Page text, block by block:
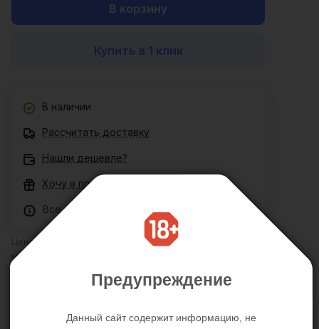
В корзину
Купить в 1 клик
В наличии
Рассчитать доставку
Нашли дешевле?
Хочу в подарок
Все товары сертифицированы
Цена действительна только для интернет-магазина и
может отличаться от цен в розничных магазинах
Предупреждение
Данный сайт содержит информацию, не